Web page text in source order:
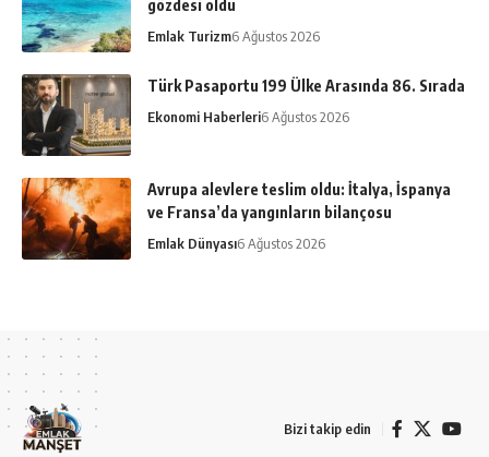
gözdesi oldu
Emlak Turizm6 Ağustos 2026
Türk Pasaportu 199 Ülke Arasında 86. Sırada
Ekonomi Haberleri6 Ağustos 2026
Avrupa alevlere teslim oldu: İtalya, İspanya
ve Fransa’da yangınların bilançosu
Emlak Dünyası6 Ağustos 2026
Bizi takip edin